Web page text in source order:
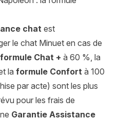
chat est
le chat Minuet en cas de
formule Chat + à 60 %, la
la formule Confort à 100
par acte) sont les plus
pour les frais de
Garantie Assistance